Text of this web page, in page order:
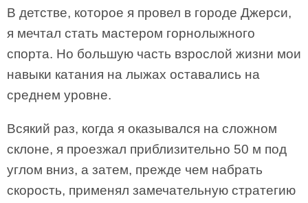
В детстве, которое я провел в городе Джерси,
я мечтал стать мастером горнолыжного
спорта. Но большую часть взрослой жизни мои
навыки катания на лыжах оставались на
среднем уровне.
Всякий раз, когда я оказывался на сложном
склоне, я проезжал приблизительно 50 м под
углом вниз, а затем, прежде чем набрать
скорость, применял замечательную стратегию